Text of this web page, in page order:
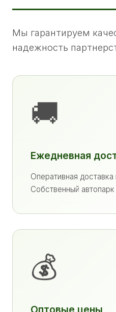
Мы гарантируем
надежность
🚚
Ежедневная
Оперативная
Собственный автопарк
💰
Оптовые цены